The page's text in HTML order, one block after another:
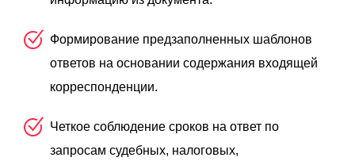
Формирование предзаполненных шаблонов
ответов на основании содержания входящей
корреспонденции.
Четкое соблюдение сроков на ответ по
запросам судебных, налоговых,